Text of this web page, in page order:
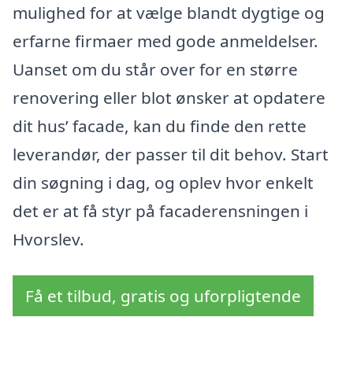
mulighed for at vælge blandt dygtige og
erfarne firmaer med gode anmeldelser.
Uanset om du står over for en større
renovering eller blot ønsker at opdatere
dit hus’ facade, kan du finde den rette
leverandør, der passer til dit behov. Start
din søgning i dag, og oplev hvor enkelt
det er at få styr på facaderensningen i
Hvorslev.
Få et tilbud, gratis og uforpligtende